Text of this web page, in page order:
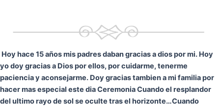
Hoy hace 15 años mis padres daban gracias a dios por mi. Hoy
yo doy gracias a Dios por ellos, por cuidarme, tenerme
paciencia y aconsejarme. Doy gracias tambien a mi familia por
hacer mas especial este dia CeremoniaCuando el resplandor
del ultimo rayo de sol se oculte tras el horizonte…Cuando